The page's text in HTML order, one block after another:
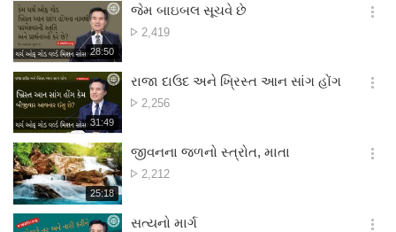
시
간
기
재
생
시
간
28:50
જેમ બાઇબલ સૂચવે છે
દૃશ્ય
2,419
옵
기
재
생
시
간
31:49
રાજા દાઉદ અને ખ્રિસ્ત આન સાંગ હોંગ
દૃશ્ય
2,256
옵
기
재
생
시
25:18
જીવનના જળનો સ્ત્રોત, માતા
દૃશ્ય
2,212
옵
સત્યનો માર્ગ